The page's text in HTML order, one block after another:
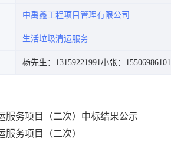
中禹鑫工程项目管理有限公司
生活垃圾清运服务
杨先生：13159221991小张：15506986101
服务项目（二次）中标结果公示
服务项目（二次）